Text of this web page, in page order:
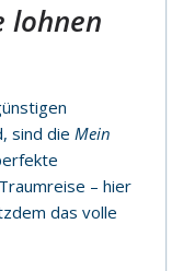
lohnen
sind die Mein
– hier
das volle